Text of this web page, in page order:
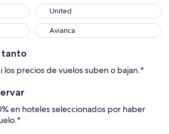
United
United
Avianca
Avianca
los precios de vuelos suben o bajan.*
en hoteles seleccionados por haber